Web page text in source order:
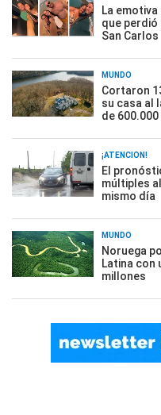
La
que perdió
San Carlos
MUNDO
Cortaron
su casa al
de
¡ATENCIÓN!
El
múltiples
mismo día
MUNDO
Noruega
Latina con
millones